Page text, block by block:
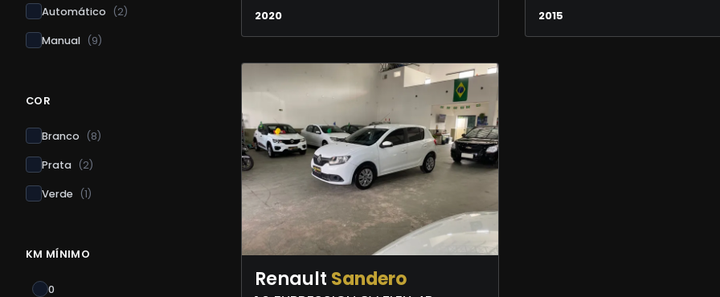
Automático (2)
Manual (9)
COR
Branco (8)
Prata (2)
Verde (1)
KM MÍNIMO
0
2020 2015
Renault Sandero